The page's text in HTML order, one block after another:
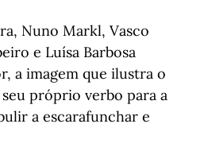
Nuno Markl, Vasco
e Luísa Barbosa
a imagem que ilustra o
próprio verbo para a
a escarafunchar e